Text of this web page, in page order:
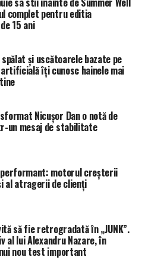
pentru perioada 2016
PRIMA
softul de manipulare a
şefii. Niciun demnitar nu
| IasiAZI.ro
complet pentru editia
15 ani
spălat și uscătoarele bazate pe
îți cunosc hainele mai
Nicușor Dan o notă de
un mesaj de stabilitate
motorul creșterii
al atragerii de clienți
să fie retrogradată în „JUNK”.
al lui Alexandru Nazare, în
nou test important